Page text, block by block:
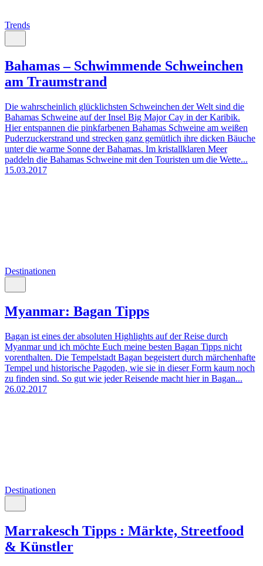
Trends
Bahamas – Schwimmende Schweinchen
am Traumstrand
Die wahrscheinlich glücklichsten Schweinchen der Welt sind die
Bahamas Schweine auf der Insel Big Major Cay in der Karibik.
Hier entspannen die pinkfarbenen Bahamas Schweine am weißen
Puderzuckerstrand und strecken ganz gemütlich ihre dicken Bäuche
unter die warme Sonne der Bahamas. Im kristallklaren Meer
paddeln die Bahamas Schweine mit den Touristen um die Wette...
15.03.2017
Destinationen
Myanmar: Bagan Tipps
Bagan ist eines der absoluten Highlights auf der Reise durch
Myanmar und ich möchte Euch meine besten Bagan Tipps nicht
vorenthalten. Die Tempelstadt Bagan begeistert durch märchenhafte
Tempel und historische Pagoden, wie sie in dieser Form kaum noch
zu finden sind. So gut wie jeder Reisende macht hier in Bagan...
26.02.2017
Destinationen
Marrakesch Tipps : Märkte, Streetfood
& Künstler